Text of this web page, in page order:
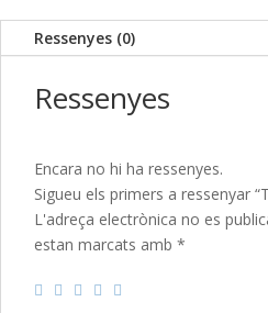
Ressenyes (0)
Ressenyes
Encara no hi ha ressenyes.
Sigueu els primers a ressenyar
L'adreça electrònica no es
estan marcats amb *